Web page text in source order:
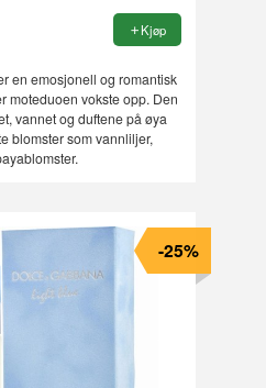
Kjøp
en emosjonell og romantisk
moteduoen vokste opp. Den
vannet og duftene på øya
blomster som vannliljer,
-25%